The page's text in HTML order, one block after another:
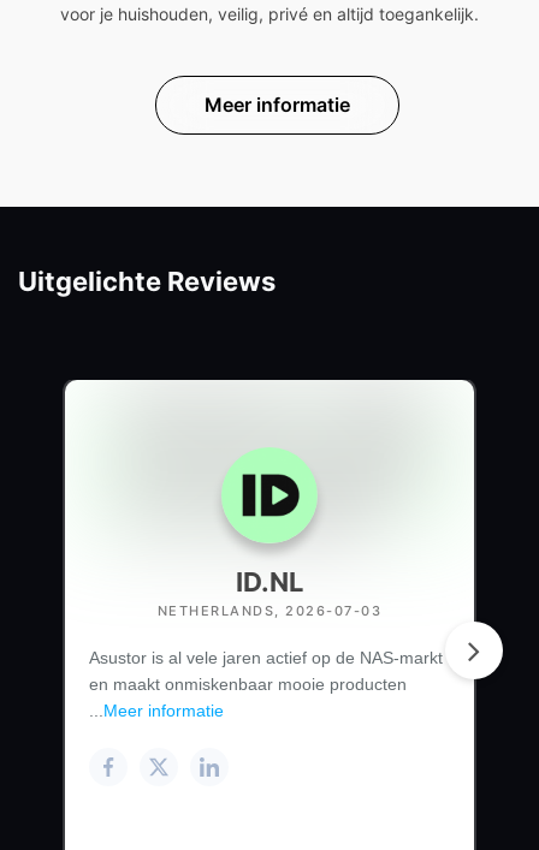
voor je huishouden, veilig, privé en altijd toegankelijk.
Meer informatie
Uitgelichte Reviews
ID.NL
NETHERLANDS, 2026-07-03
Asustor is al vele jaren actief op de NAS-markt
en maakt onmiskenbaar mooie producten
Meer informatie